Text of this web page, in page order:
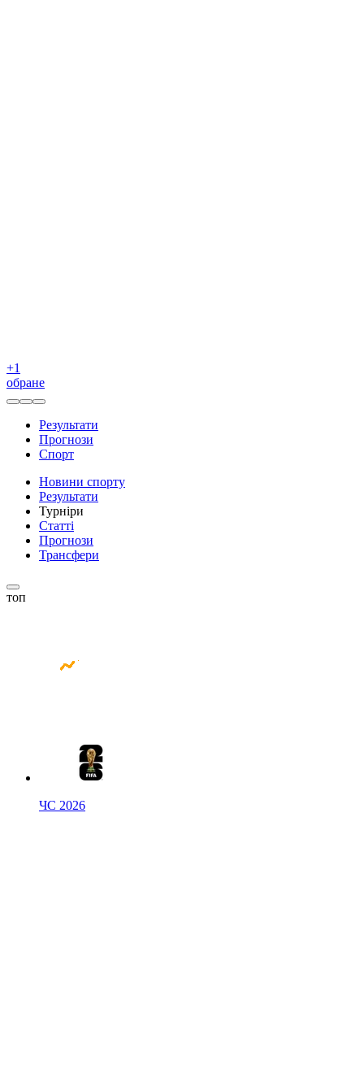
+1
обране
Результати
Прогнози
Спорт
Новини спорту
Результати
Турніри
Статті
Прогнози
Трансфери
топ
ЧС 2026